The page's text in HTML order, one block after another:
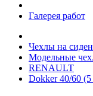
Галерея работ
Чехлы на
Модельные
RENAULT
Dokker 40/60 (5